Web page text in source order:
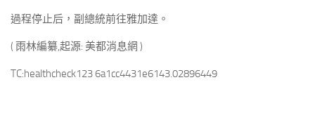
過程停止后，副總統前往雅加達。
( 雨林編纂,起源: 美都消息網 )
TC:healthcheck123 6a1cc4431e6143.02896449